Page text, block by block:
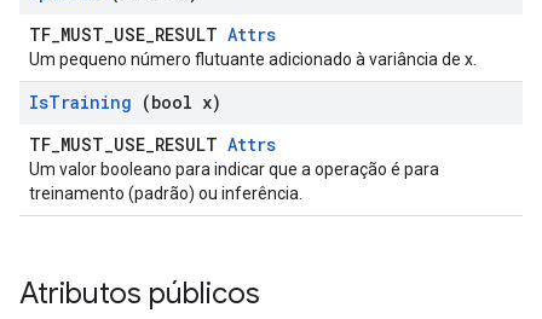
TF_MUST_USE_RESULT Attrs
Um pequeno número flutuante adicionado à variância de x.
IsTraining (bool x)
TF_MUST_USE_RESULT Attrs
Um valor booleano para indicar que a operação é para
treinamento (padrão) ou inferência.
Atributos públicos